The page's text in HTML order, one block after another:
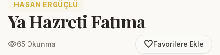
HASAN ERGÜÇLÜ
Ya Hazreti Fatıma
visibility65 Okunma favorite_borderFavorilere Ekle